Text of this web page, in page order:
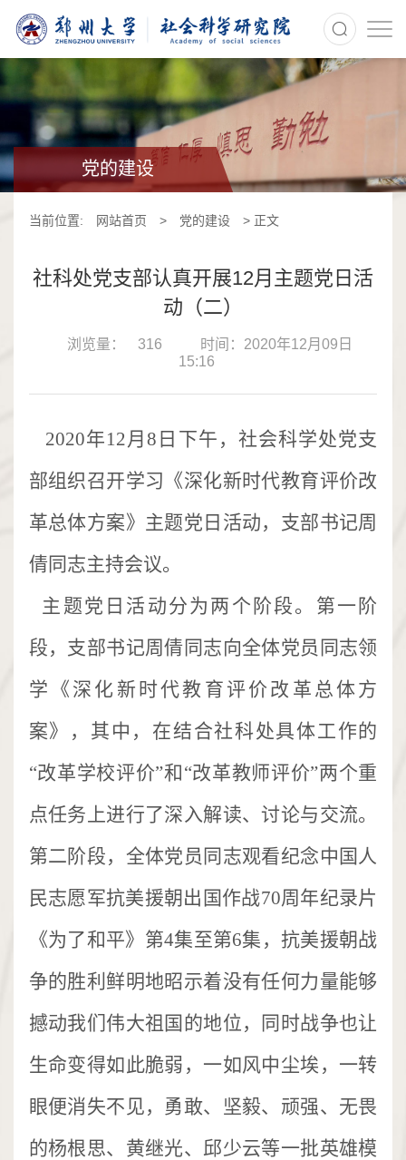
党的建设
当前位置: 网站首页 > 党的建设 > 正文
社科处党支部认真开展12月主题党日活
动（二）
浏览量： 316
时间：2020年12月09日
15:16
2020年12月8日下午，社会科学处党支
部组织召开学习《深化新时代教育评价改
革总体方案》主题党日活动，支部书记周
倩同志主持会议。
主题党日活动分为两个阶段。第一阶
段，支部书记周倩同志向全体党员同志领
学《深化新时代教育评价改革总体方
案》，其中，在结合社科处具体工作的
“改革学校评价”和“改革教师评价”两个重
点任务上进行了深入解读、讨论与交流。
第二阶段，全体党员同志观看纪念中国人
民志愿军抗美援朝出国作战70周年纪录片
《为了和平》第4集至第6集，抗美援朝战
争的胜利鲜明地昭示着没有任何力量能够
撼动我们伟大祖国的地位，同时战争也让
生命变得如此脆弱，一如风中尘埃，一转
眼便消失不见，勇敢、坚毅、顽强、无畏
的杨根思、黄继光、邱少云等一批英雄模